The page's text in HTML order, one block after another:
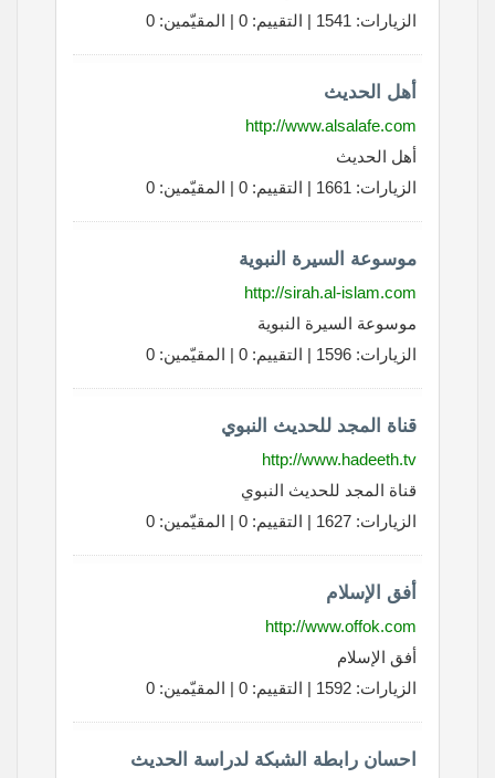
الزيارات: 1541 | التقييم: 0 | المقيّمين: 0
أهل الحديث
http://www.alsalafe.com
أهل الحديث
الزيارات: 1661 | التقييم: 0 | المقيّمين: 0
موسوعة السيرة النبوية
http://sirah.al-islam.com
موسوعة السيرة النبوية
الزيارات: 1596 | التقييم: 0 | المقيّمين: 0
قناة المجد للحديث النبوي
http://www.hadeeth.tv
قناة المجد للحديث النبوي
الزيارات: 1627 | التقييم: 0 | المقيّمين: 0
أفق الإسلام
http://www.offok.com
أفق الإسلام
الزيارات: 1592 | التقييم: 0 | المقيّمين: 0
احسان رابطة الشبكة لدراسة الحديث